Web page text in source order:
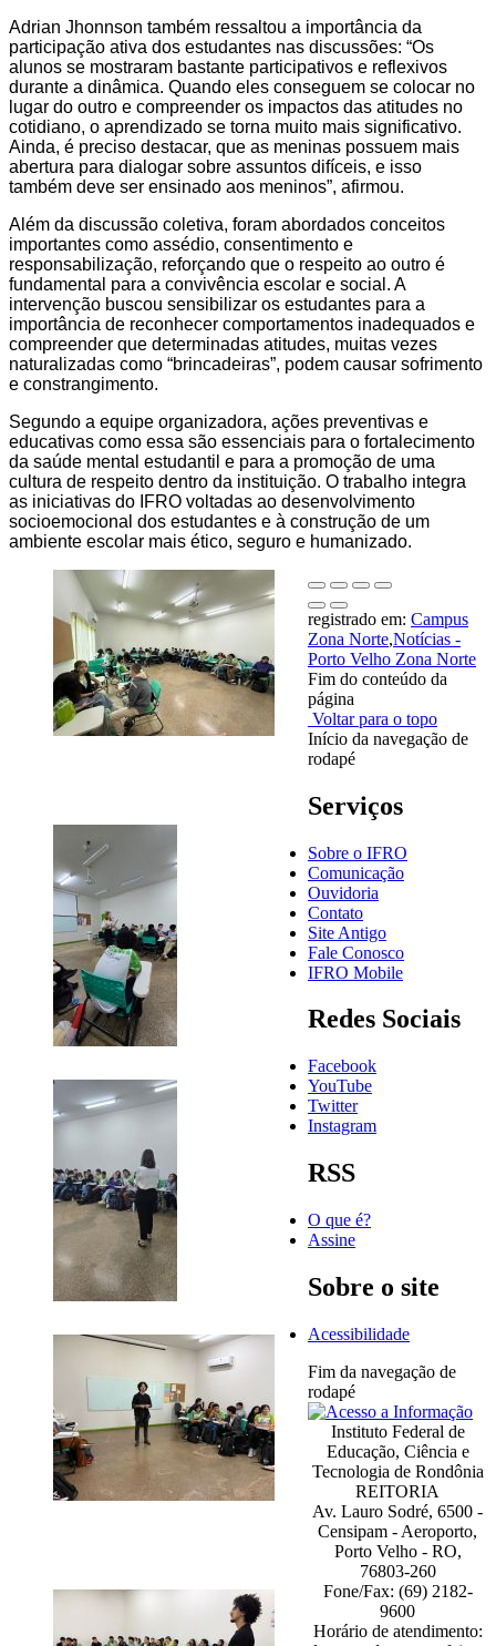
Adrian Jhonnson também ressaltou a importância da
participação ativa dos estudantes nas discussões: “Os
alunos se mostraram bastante participativos e reflexivos
durante a dinâmica. Quando eles conseguem se colocar no
lugar do outro e compreender os impactos das atitudes no
cotidiano, o aprendizado se torna muito mais significativo.
Ainda, é preciso destacar, que as meninas possuem mais
abertura para dialogar sobre assuntos difíceis, e isso
também deve ser ensinado aos meninos”, afirmou.
Além da discussão coletiva, foram abordados conceitos
importantes como assédio, consentimento e
responsabilização, reforçando que o respeito ao outro é
fundamental para a convivência escolar e social. A
intervenção buscou sensibilizar os estudantes para a
importância de reconhecer comportamentos inadequados e
compreender que determinadas atitudes, muitas vezes
naturalizadas como “brincadeiras”, podem causar sofrimento
e constrangimento.
Segundo a equipe organizadora, ações preventivas e
educativas como essa são essenciais para o fortalecimento
da saúde mental estudantil e para a promoção de uma
cultura de respeito dentro da instituição. O trabalho integra
as iniciativas do IFRO voltadas ao desenvolvimento
socioemocional dos estudantes e à construção de um
ambiente escolar mais ético, seguro e humanizado.
registrado em: Campus
Zona Norte,Notícias -
Porto Velho Zona Norte
Fim do conteúdo da
página
Voltar para o topo
Início da navegação de
rodapé
Serviços
Sobre o IFRO
Comunicação
Ouvidoria
Contato
Site Antigo
Fale Conosco
IFRO Mobile
Redes Sociais
Facebook
YouTube
Twitter
Instagram
RSS
O que é?
Assine
Sobre o site
Acessibilidade
Fim da navegação de
rodapé
Instituto Federal de
Educação, Ciência e
Tecnologia de Rondônia
REITORIA
Av. Lauro Sodré, 6500 -
Censipam - Aeroporto,
Porto Velho - RO,
76803-260
Fone/Fax: (69) 2182-
9600
Horário de atendimento: